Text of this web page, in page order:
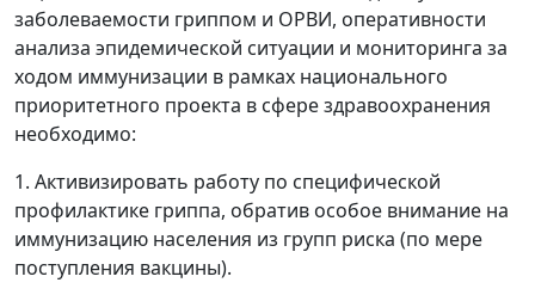
заболеваемости гриппом и ОРВИ, оперативности
анализа эпидемической ситуации и мониторинга за
ходом иммунизации в рамках национального
приоритетного проекта в сфере здравоохранения
необходимо:
1. Активизировать работу по специфической
профилактике гриппа, обратив особое внимание на
иммунизацию населения из групп риска (по мере
поступления вакцины).